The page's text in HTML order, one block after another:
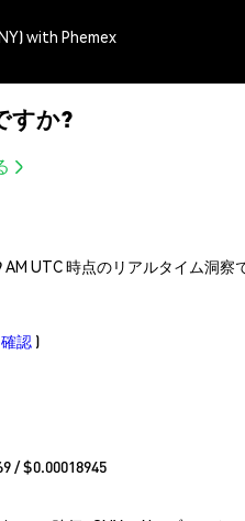
with Phemex
すか?
AM UTC 時点のリアルタイム洞察
認 )
/ $0.00018945